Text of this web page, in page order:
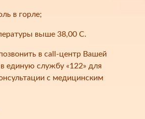
в горле;
выше 38,00 С.
в call-центр Вашей
единую службу «122» для
с медицинским